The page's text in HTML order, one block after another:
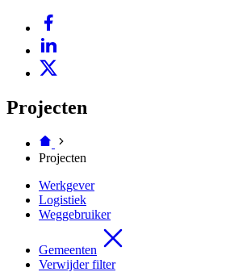
Projecten
Projecten
Werkgever
Logistiek
Weggebruiker
Gemeenten
Verwijder filter